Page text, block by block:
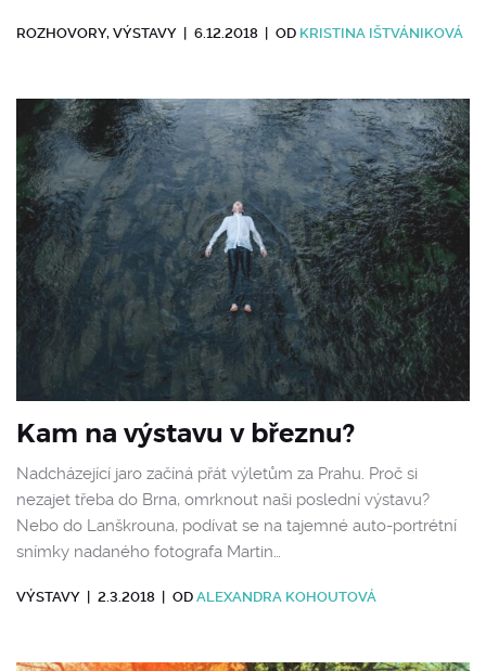
ROZHOVORY, VÝSTAVY 6.12.2018 OD KRISTINA IŠTVÁNIKOVÁ
Kam na výstavu v březnu?
Nadcházející jaro začíná přát výletům za Prahu. Proč si
nezajet třeba do Brna, omrknout naši poslední výstavu?
Nebo do Lanškrouna, podívat se na tajemné auto-portrétní
snímky nadaného fotografa Martin…
VÝSTAVY 2.3.2018 OD ALEXANDRA KOHOUTOVÁ